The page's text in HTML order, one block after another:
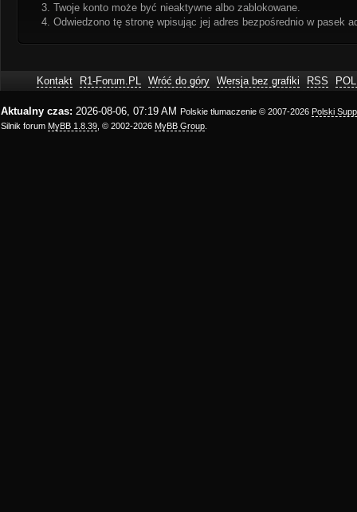
Twoje konto może być nieaktywne albo zablokowane.
Odwiedzono tę stronę wpisując jej adres bezpośrednio w pasek
Kontakt R1-Forum.PL Wróć do góry Wersja bez grafiki RSS
Aktualny czas: 2026-08-06, 07:19 AM Polskie tłumaczenie © 2007-2026 Polski
Silnik forum MyBB 1.8.39 , © 2002-2026 MyBB Group